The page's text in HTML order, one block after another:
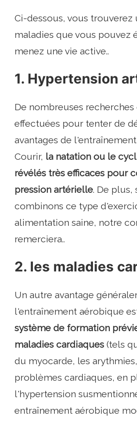
Ci-dessous, vous trouverez
maladies que vous pouvez
menez une vie active..
1. Hypertension
De nombreuses
effectuées pour tenter de
avantages de
Courir, la natation ou le
révélés très efficaces pour
pression artérielle. De plus,
combinons ce type
alimentation saine, notre
remerciera..
2. les maladies
Un autre avantage
l'entraînement aérobique
système de formation
maladies cardiaques (tels
du myocarde, les
problèmes cardiaques, en
l'hypertension
entraînement aérobique